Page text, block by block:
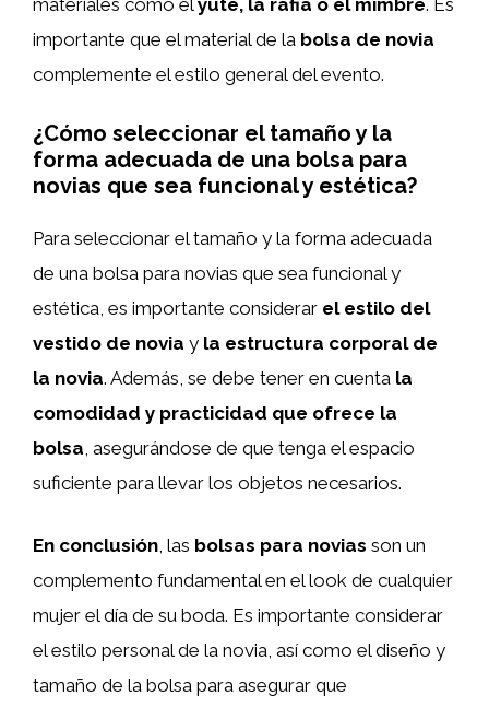
materiales como elyute, la rafia o el mimbre. Es
importante que el material de la bolsa de novia
complemente el estilo general del evento.
¿Cómo seleccionar el tamaño y la
forma adecuada de una bolsa para
novias que sea funcional y estética?
Para seleccionar el tamaño y la forma adecuada
de una bolsa para novias que sea funcional y
estética, es importante considerar el estilo del
vestido de novia y la estructura corporal de
la novia. Además, se debe tener en cuenta la
comodidad y practicidad que ofrece la
bolsa , asegurándose de que tenga el espacio
suficiente para llevar los objetos necesarios.
En conclusión, las bolsas para novias son un
complemento fundamental en el look de cualquier
mujer el día de su boda. Es importante considerar
el estilo personal de la novia, así como el diseño y
tamaño de la bolsa para asegurar que